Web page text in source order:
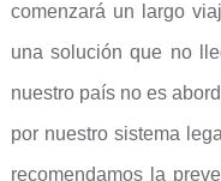
comenzará un largo
una solución que no
nuestro país no es
por nuestro sistema
recomendamos la